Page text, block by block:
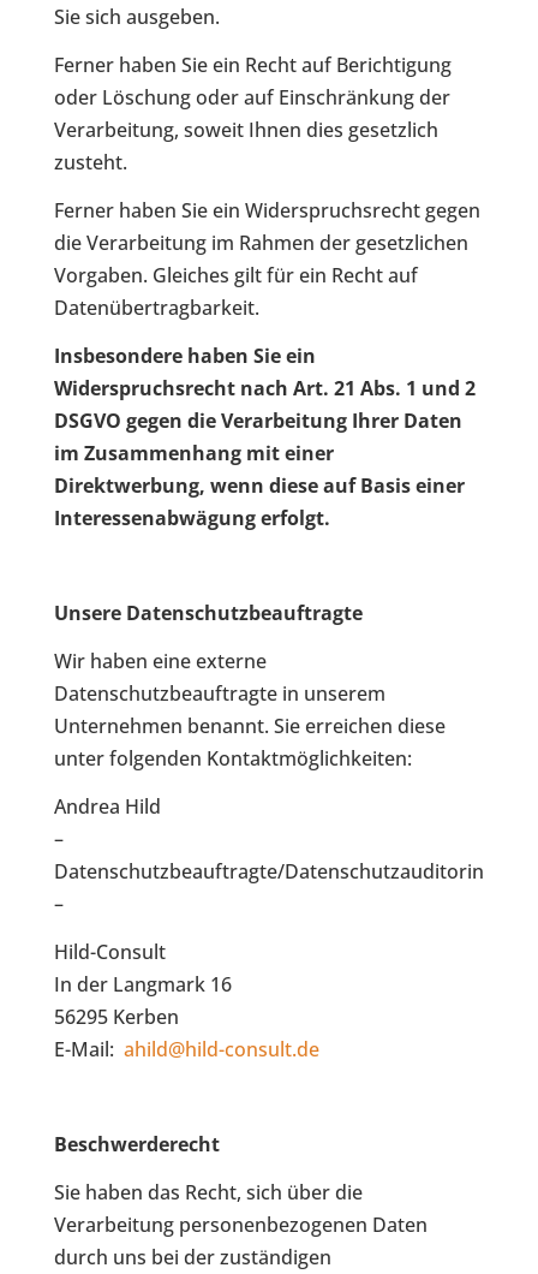
Sie sich ausgeben.
Ferner haben Sie ein Recht auf Berichtigung
oder Löschung oder auf Einschränkung der
Verarbeitung, soweit Ihnen dies gesetzlich
zusteht.
Ferner haben Sie ein Widerspruchsrecht gegen
die Verarbeitung im Rahmen der gesetzlichen
Vorgaben. Gleiches gilt für ein Recht auf
Datenübertragbarkeit.
Insbesondere haben Sie ein
Widerspruchsrecht nach Art. 21 Abs. 1 und 2
DSGVO gegen die Verarbeitung Ihrer Daten
im Zusammenhang mit einer
Direktwerbung, wenn diese auf Basis einer
Interessenabwägung erfolgt.
Unsere Datenschutzbeauftragte
Wir haben eine externe
Datenschutzbeauftragte in unserem
Unternehmen benannt. Sie erreichen diese
unter folgenden Kontaktmöglichkeiten:
Andrea Hild
–
Datenschutzbeauftragte/Datenschutzauditorin
–
Hild-Consult
In der Langmark 16
56295 Kerben
E-Mail: ahild@hild-consult.de
Beschwerderecht
Sie haben das Recht, sich über die
Verarbeitung personenbezogenen Daten
durch uns bei der zuständigen